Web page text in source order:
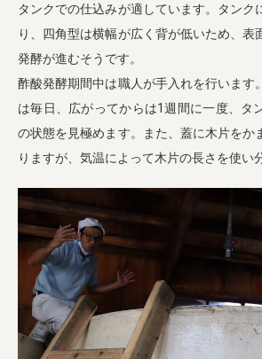
タンクでの仕込みが適しています。タンク
り、四角型は横幅が広く背が低いため、表
発酵が進むそうです。
酢酸発酵期間中は職人が手入れを行います
は毎日、広がってからは1週間に一度、タ
の状態を見極めます。また、蓋に木片をか
りますが、気温によって木片の長さを使い